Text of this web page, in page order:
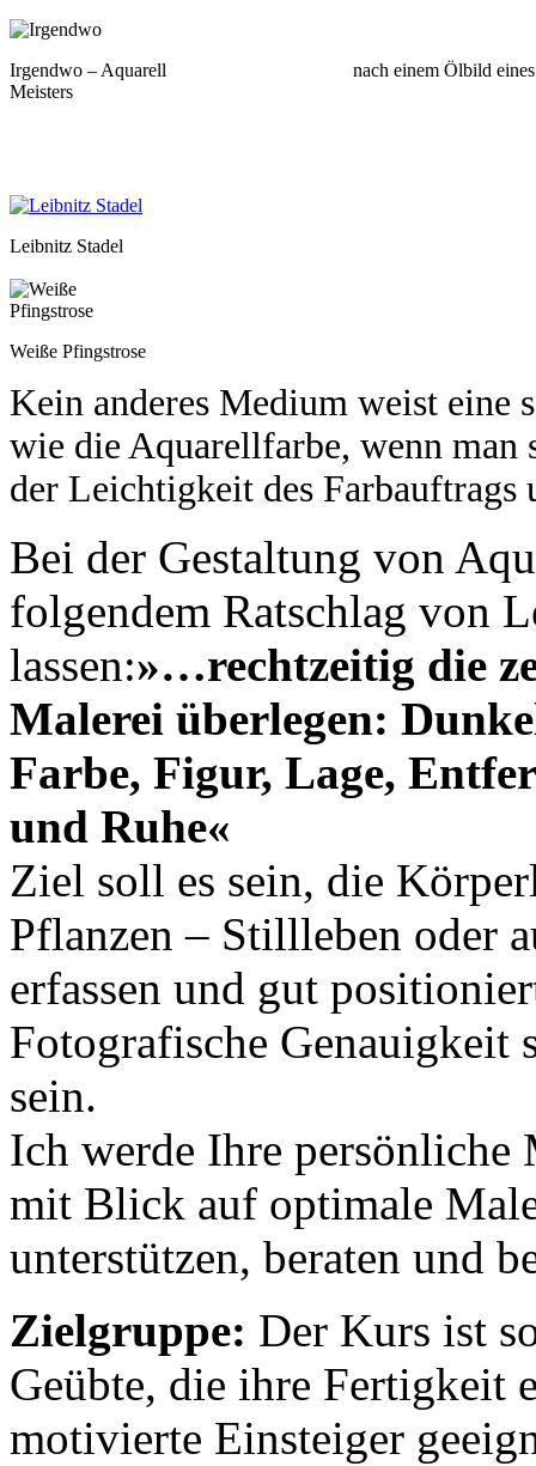
Irgendwo – Aquarell nach einem Ölbild eines
Meisters
Leibnitz Stadel
Weiße Pfingstrose
Kein anderes Medium weist eine
wie die Aquarellfarbe, wenn man
der Leichtigkeit des Farbauftrags
Bei der Gestaltung von
folgendem Ratschlag von
lassen:»…rechtzeitig die
Malerei überlegen:
Farbe, Figur, Lage,
und Ruhe«
Ziel soll es sein, die
Pflanzen – Stillleben oder
erfassen und gut
Fotografische
sein.
Ich werde Ihre persönliche
mit Blick auf optimale
unterstützen, beraten und
Zielgruppe: Der Kurs ist
Geübte, die ihre Fertigkeit
motivierte Einsteiger